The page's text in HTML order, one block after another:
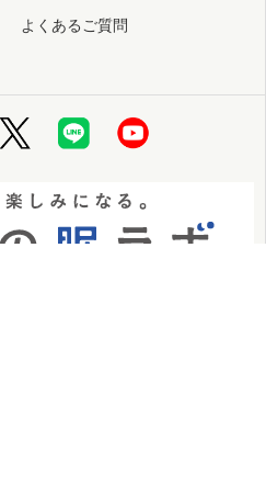
よくあるご質問